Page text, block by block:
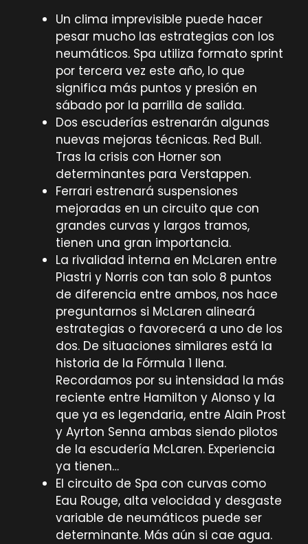
Un clima imprevisible puede hacer
pesar mucho las estrategias con los
neumáticos. Spa utiliza formato sprint
por tercera vez este año, lo que
significa más puntos y presión en
sábado por la parrilla de salida.
Dos escuderías estrenarán algunas
nuevas mejoras técnicas. Red Bull.
Tras la crisis con Horner son
determinantes para Verstappen.
Ferrari estrenará suspensiones
mejoradas en un circuito que con
grandes curvas y largos tramos,
tienen una gran importancia.
La rivalidad interna en McLaren entre
Piastri y Norris con tan solo 8 puntos
de diferencia entre ambos, nos hace
preguntarnos si McLaren alineará
estrategias o favorecerá a uno de los
dos. De situaciones similares está la
historia de la Fórmula 1 llena.
Recordamos por su intensidad la más
reciente entre Hamilton y Alonso y la
que ya es legendaria, entre Alain Prost
y Ayrton Senna ambas siendo pilotos
de la escudería McLaren. Experiencia
ya tienen…
El circuito de Spa con curvas como
Eau Rouge, alta velocidad y desgaste
variable de neumáticos puede ser
determinante. Más aún si cae agua.